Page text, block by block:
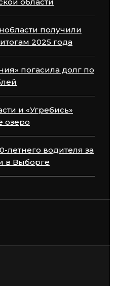
получили
2025 года
погасила долг по
и «Угребись»
озеро
летнего водителя за
в Выборге